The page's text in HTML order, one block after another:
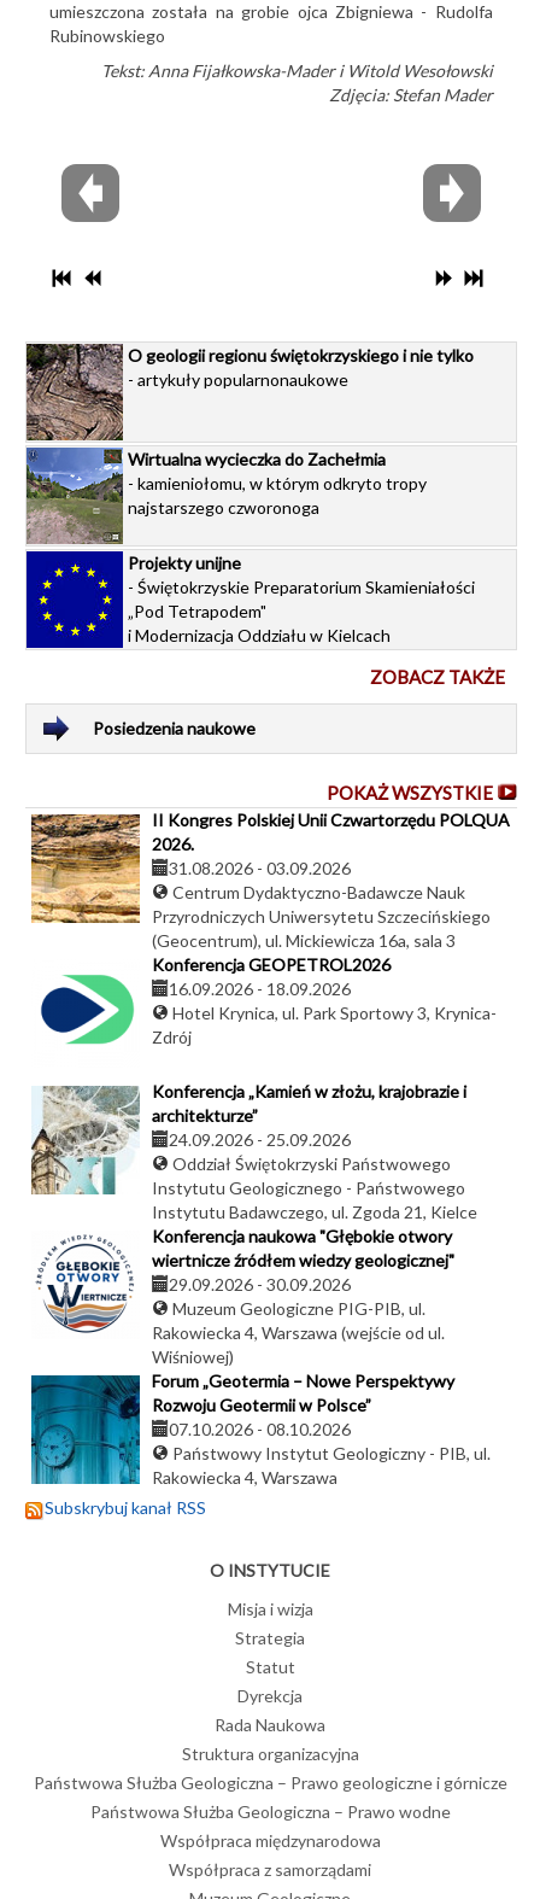
umieszczona została na grobie ojca Zbigniewa - Rudolfa
Rubinowskiego
Tekst: Anna Fijałkowska-Mader i Witold Wesołowski
Zdjęcia: Stefan Mader
O geologii regionu świętokrzyskiego i nie tylko
- artykuły popularnonaukowe
Wirtualna wycieczka do Zachełmia
- kamieniołomu, w którym odkryto tropy
najstarszego czworonoga
Projekty unijne
- Świętokrzyskie Preparatorium Skamieniałości
„Pod Tetrapodem"
i Modernizacja Oddziału w Kielcach
ZOBACZ TAKŻE
Posiedzenia naukowe
POKAŻ WSZYSTKIE
II Kongres Polskiej Unii Czwartorzędu POLQUA
2026.
31.08.2026- 03.09.2026
Centrum Dydaktyczno-Badawcze Nauk
Przyrodniczych Uniwersytetu Szczecińskiego
(Geocentrum), ul. Mickiewicza 16a, sala 3
Konferencja GEOPETROL2026
16.09.2026- 18.09.2026
Hotel Krynica, ul. Park Sportowy 3, Krynica-
Zdrój
Konferencja „Kamień w złożu, krajobrazie i
architekturze”
24.09.2026- 25.09.2026
Oddział Świętokrzyski Państwowego
Instytutu Geologicznego - Państwowego
Instytutu Badawczego, ul. Zgoda 21, Kielce
Konferencja naukowa "Głębokie otwory
wiertnicze źródłem wiedzy geologicznej"
29.09.2026- 30.09.2026
Muzeum Geologiczne PIG-PIB, ul.
Rakowiecka 4, Warszawa (wejście od ul.
Wiśniowej)
Forum „Geotermia – Nowe Perspektywy
Rozwoju Geotermii w Polsce”
07.10.2026- 08.10.2026
Państwowy Instytut Geologiczny - PIB, ul.
Rakowiecka 4, Warszawa
Subskrybuj kanał RSS
O INSTYTUCIE
Misja i wizja
Strategia
Statut
Dyrekcja
Rada Naukowa
Struktura organizacyjna
Państwowa Służba Geologiczna – Prawo geologiczne i górnicze
Państwowa Służba Geologiczna – Prawo wodne
Współpraca międzynarodowa
Współpraca z samorządami